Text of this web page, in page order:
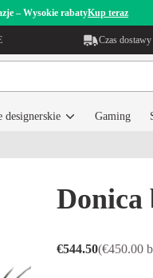
– Wysokie rabatyKup teraz
Czas
designerskie Gaming
Donica
€544.50(€450.00